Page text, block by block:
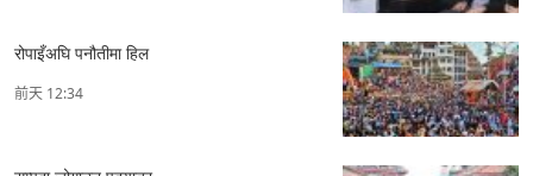
रोपाइँअघि पनौतीमा हिल
前天 12:34